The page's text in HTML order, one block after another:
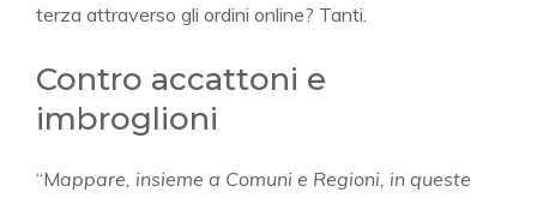
terza attraverso gli ordini online? Tanti.
Contro accattoni e
imbroglioni
“Mappare, insieme a Comuni e Regioni, in queste